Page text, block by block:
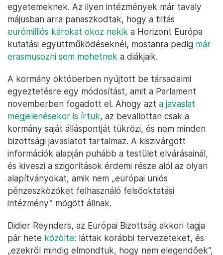
egyetemeknek. Az ilyen intézmények már tavaly
májusban arra panaszkodtak, hogy a tiltás
eurómilliós károkat okoz nekik a Horizont Európa
kutatási együttműködéseknél, mostanra pedig már
erasmusozni sem mehetnek a diákjaik.
A kormány októberben nyújtott be társadalmi
egyeztetésre egy módosítást, amit a Parlament
novemberben fogadott el. Ahogy azt a javaslat
megjelenésekor is írtuk, az bevallottan csak a
kormány saját álláspontját tükrözi, és nem minden
bizottsági javaslatot tartalmaz. A kiszivárgott
információk alapján puhább a testület elvárásainál,
és kiveszi a szigorítások érdemi része alól az olyan
alapítványokat, amik nem „európai uniós
pénzeszközöket felhasználó felsőoktatási
intézmény” mögött állnak.
Didier Reynders, az Európai Bizottság akkori tagja
pár hete közölte: láttak korábbi tervezeteket, és
„ezekről mindig elmondtuk, hogy nem elegendőek”,